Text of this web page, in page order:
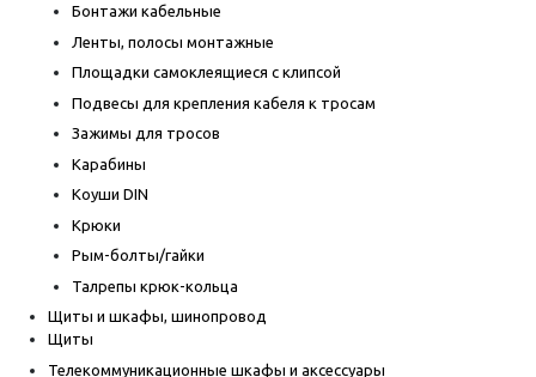
Бонтажи кабельные
Ленты, полосы монтажные
Площадки самоклеящиеся с клипсой
Подвесы для крепления кабеля к тросам
Зажимы для тросов
Карабины
Коуши DIN
Крюки
Рым-болты/гайки
Талрепы крюк-кольца
Щиты и шкафы, шинопровод
Щиты
Телекоммуникационные шкафы и аксессуары